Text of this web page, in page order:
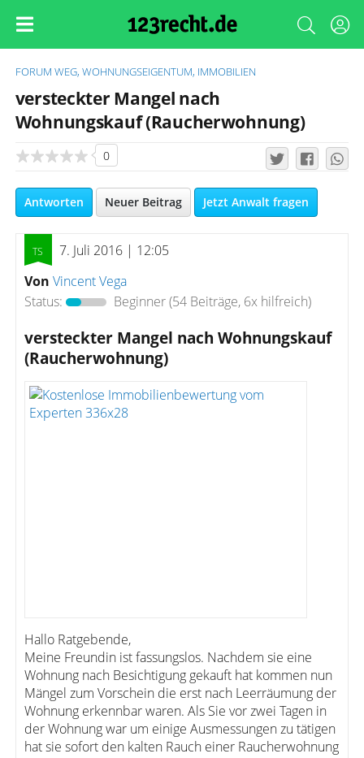
FORUM WEG, WOHNUNGSEIGENTUM, IMMOBILIEN
versteckter Mangel nach
Wohnungskauf (Raucherwohnung)
0
Antworten Neuer Beitrag Jetzt Anwalt fragen
7. Juli 2016 | 12:05
Von Vincent Vega
Status:
Beginner(54 Beiträge, 6x hilfreich)
versteckter Mangel nach Wohnungskauf
(Raucherwohnung)
Hallo Ratgebende,
Meine Freundin ist fassungslos. Nachdem sie eine
Wohnung nach Besichtigung gekauft hat kommen nun
Mängel zum Vorschein die erst nach Leerräumung der
Wohnung erkennbar waren. Als Sie vor zwei Tagen in
der Wohnung war um einige Ausmessungen zu tätigen
hat sie sofort den kalten Rauch einer Raucherwohnung